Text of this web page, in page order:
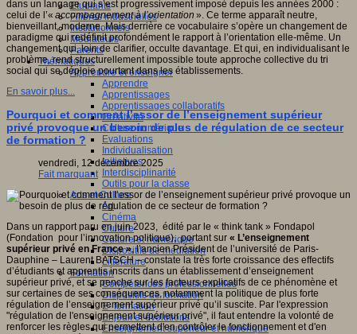
Etudiants
Filières industrielles
Institutionnels
Médiateurs
Parents
Thématiques
Apprendre et enseigner
Apprendre
Apprentissages
Apprentissages collaboratifs
Créativité
Culture numérique
Evaluations
Individualisation
Initiatives
Interdisciplinarité
Outils pour la classe
Arts et Culture
Art
Cinéma
Culture
Culture et numérique
Dispositifs de médiation
Littérature
Formation
Compétences professionnelles
Dispositifs de formation
E- formation
Enjeux et évolutions
Enseignement supérieur et numérique
dans un langage qui s’est progressivement imposé depuis les années 2000 :
celui de l’« accompagnement à l’orientation ». Ce terme apparaît neutre,
bienveillant, moderne. Mais derrière ce vocabulaire s’opère un changement de
paradigme qui redéfinit profondément le rapport à l’orientation elle-même. Un
changement qui, loin de clarifier, occulte davantage. Et qui, en individualisant le
problème, rend structurellement impossible toute approche collective du tri
social qui se déploie pourtant dans les établissements.
En savoir plus...
Pourquoi et comment l’essor de l’enseignement supérieur
privé provoque un besoin de plus de régulation de ce secteur
de formation ?
vendredi, 12 décembre 2025
Fait marquant
Dans un rapport paru en juin 2023, édité par le « think tank » Fondapol
(Fondation pour l’innovation politique), portant sur « L’enseignement
supérieur privé en France », l’ancien Président de l’université de Paris-
Dauphine – Laurent BATSCH – constate la très forte croissance des effectifs
d’étudiants et apprentis inscrits dans un établissement d’enseignement
supérieur privé, et se penche sur les facteurs explicatifs de ce phénomène et
sur certaines de ses conséquences, notamment la politique de plus forte
régulation de l’enseignement supérieur privé qu’il suscite. Par l'expression
"régulation de l'enseignement supérieur privé", il faut entendre la volonté de
renforcer les règles qui permettent d'en contrôler le fonctionnement et d'en